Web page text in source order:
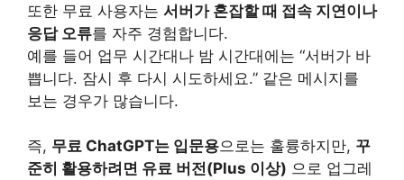
또한 무료 사용자는 서버가 혼잡할 때 접속 지연이나
응답 오류를 자주 경험합니다.
예를 들어 업무 시간대나 밤 시간대에는 “서버가 바
쁩니다. 잠시 후 다시 시도하세요.” 같은 메시지를
보는 경우가 많습니다.
즉, 무료 ChatGPT는 입문용으로는 훌륭하지만, 꾸
준히 활용하려면 유료 버전(Plus 이상) 으로 업그레